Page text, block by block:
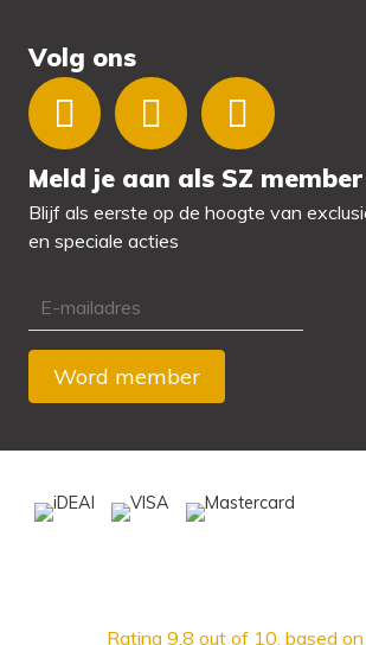
Volg ons
Meld je aan als SZ member
Blijf als eerste op de hoogte van
en speciale acties
Rating 9.8 out of 10, based on